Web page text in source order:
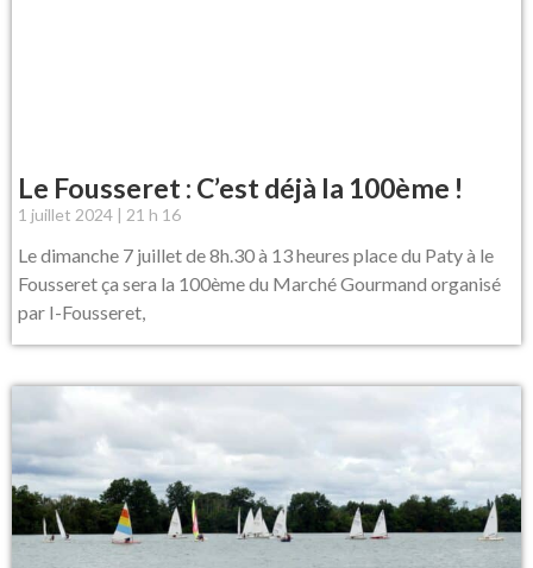
Le Fousseret : C’est déjà la 100ème !
1 juillet 2024 21 h 16
Le dimanche 7 juillet de 8h.30 à 13 heures place du Paty à le
Fousseret ça sera la 100ème du Marché Gourmand organisé
par I-Fousseret,